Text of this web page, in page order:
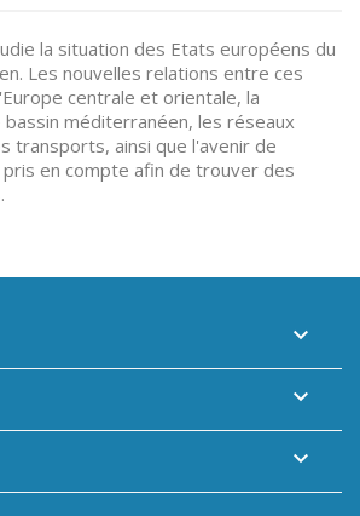
la situation des Etats européens du
Les nouvelles relations entre ces
centrale et orientale, la
méditerranéen, les réseaux
transports, ainsi que l'avenir de
en compte afin de trouver des


